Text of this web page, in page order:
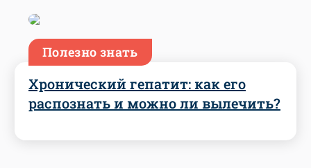
Полезно знать
Хронический гепатит: как его
распознать и можно ли вылечить?